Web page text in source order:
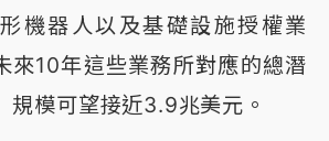
機器人以及基礎設施授權業
來10年這些業務所對應的總潛
規模可望接近3.9兆美元。